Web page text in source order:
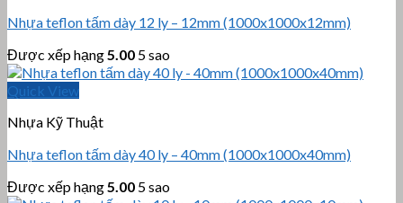
Nhựa teflon tấm dày 12 ly – 12mm (1000x1000x12mm)
Được xếp hạng5.00 5 sao
Quick View
Nhựa Kỹ Thuật
Nhựa teflon tấm dày 40 ly – 40mm (1000x1000x40mm)
Được xếp hạng5.00 5 sao